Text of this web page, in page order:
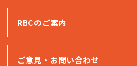
RBCのご案内
ご意見・お問い合わせ